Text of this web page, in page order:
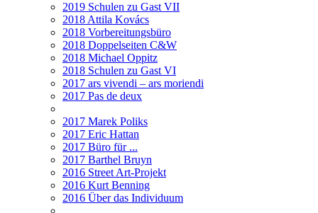
2019 Schulen zu Gast VII
2018 Attila Kovács
2018 Vorbereitungsbüro
2018 Doppelseiten C&W
2018 Michael Oppitz
2018 Schulen zu Gast VI
2017 ars vivendi – ars moriendi
2017 Pas de deux
2017 Marek Poliks
2017 Eric Hattan
2017 Büro für ...
2017 Barthel Bruyn
2016 Street Art-Projekt
2016 Kurt Benning
2016 Über das Individuum